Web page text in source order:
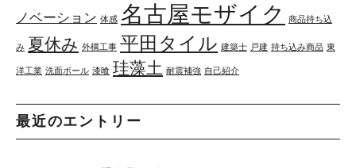
ノベーション 体感 名古屋モザイク 商品持ち込
み 夏休み 外構工事 平田タイル 建築士 戸建 持ち込み商品 東
洋工業 洗面ボール 漆喰 珪藻土 耐震補強 自己紹介
最近のエントリー